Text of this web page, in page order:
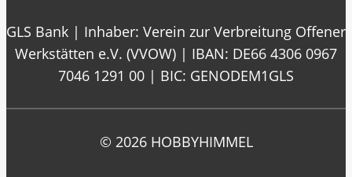
GLS Bank | Inhaber: Verein zur Verbreitung Offener
Werkstätten e.V. (VVOW) | IBAN: DE66 4306 0967
7046 1291 00 | BIC: GENODEM1GLS
© 2026 HOBBYHIMMEL